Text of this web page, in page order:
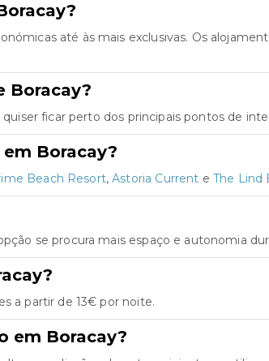
até às mais exclusivas. Os
Boracay?
ficar perto dos principais pontos de
Boracay?
Beach Resort,Astoria Current e The Lind
se procura mais espaço e autonomia
a partir de 13€ por noite.
em Boracay?